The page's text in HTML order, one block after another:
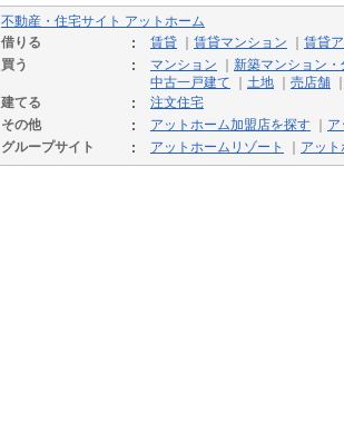
不動産・住宅サイト アットホーム
借りる
賃貸 賃貸マンション 賃貸
買う
マンション 新築マンション
中古一戸建て
土地 売店舗
建てる
注文住宅
その他
アットホーム加盟店を探す ア
グループサイト
アットホームリゾート アッ